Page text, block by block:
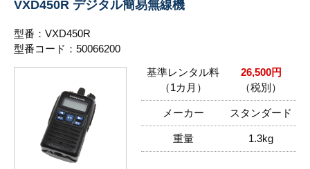
VXD450R デジタル簡易無線機
型番：VXD450R
型番コード：50066200
基準レンタル料
（1カ月）
26,500円
（税別）
メーカー スタンダード
重量 1.3kg